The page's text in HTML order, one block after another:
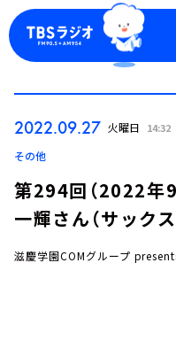
2022.09.27 火曜日 14:32
その他
第294回（2022年
一輝さん（サック
滋慶学園COMグループ